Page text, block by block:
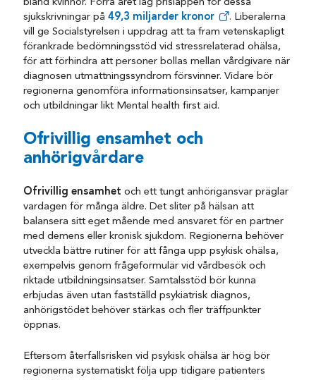
bland kvinnor. Förra året låg prislappen för dessa
sjukskrivningar på49,3 miljarder kronor
. Liberalerna
vill ge Socialstyrelsen i uppdrag att ta fram vetenskapligt
förankrade bedömningsstöd vid stressrelaterad ohälsa,
för att förhindra att personer bollas mellan vårdgivare när
diagnosen utmattningssyndrom försvinner. Vidare bör
regionerna genomföra informationsinsatser, kampanjer
och utbildningar likt Mental health first aid.
Ofrivillig ensamhet och
anhörigvårdare
Ofrivillig ensamhetoch ett tungt anhörigansvar präglar
vardagen för många äldre. Det sliter på hälsan att
balansera sitt eget mående med ansvaret för en partner
med demens eller kronisk sjukdom. Regionerna behöver
utveckla bättre rutiner för att fånga upp psykisk ohälsa,
exempelvis genom frågeformulär vid vårdbesök och
riktade utbildningsinsatser. Samtalsstöd bör kunna
erbjudas även utan fastställd psykiatrisk diagnos,
anhörigstödet behöver stärkas och fler träffpunkter
öppnas.
Eftersom återfallsrisken vid psykisk ohälsa är hög bör
regionerna systematiskt följa upp tidigare patienters